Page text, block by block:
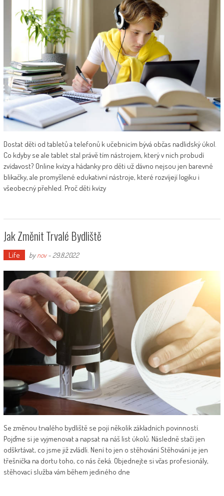
Dostat děti od tabletů a telefonů k učebnicím bývá občas nadlidský úkol.
Co kdyby se ale tablet stal právě tím nástrojem, který v nich probudí
zvídavost? Online kvízy a hádanky pro děti už dávno nejsou jen barevné
blikačky, ale promyšlené edukativní nástroje, které rozvíjejí logiku i
všeobecný přehled. Proč děti kvízy
Jak Změnit Trvalé Bydliště
Life bynov- 29.8.2022
Se změnou trvalého bydliště se pojí několik základních povinností.
Pojďme si je vyjmenovat a napsat na náš list úkolů. Následně stačí jen
odškrtávat, co jsme již zvládli. Není to jen o stěhování Stěhování je jen
třešnička na dortu toho, co nás čeká. Objednejte si včas profesionály,
stěhovací služba vám během jediného dne